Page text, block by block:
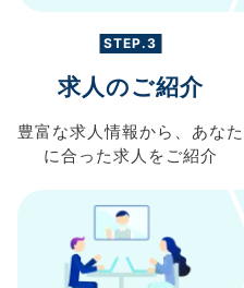
STEP.3
求人のご紹介
豊富な求人情報から、 あなた
に合った求人を ご紹介